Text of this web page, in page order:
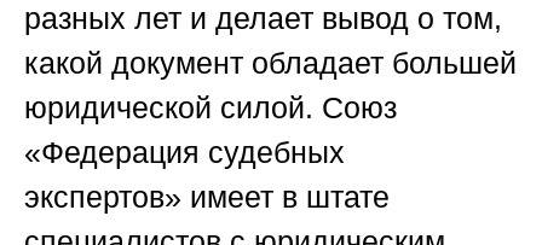
разных лет и делает вывод о том,
какой документ обладает большей
юридической силой. Союз
«Федерация судебных
экспертов» имеет в штате